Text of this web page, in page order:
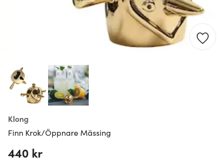
Klong
Finn Krok/Öppnare Mässing
440 kr